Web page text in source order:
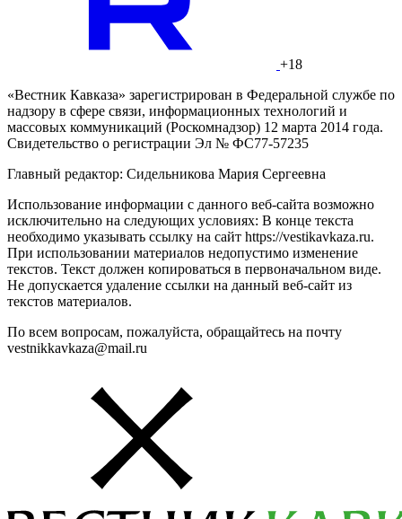
+18
«Вестник Кавказа» зарегистрирован в Федеральной службе по
надзору в сфере связи, информационных технологий и
массовых коммуникаций (Роскомнадзор) 12 марта 2014 года.
Свидетельство о регистрации Эл № ФС77-57235
Главный редактор: Сидельникова Мария Сергеевна
Использование информации с данного веб-сайта возможно
исключительно на следующих условиях: В конце текста
необходимо указывать ссылку на сайт https://vestikavkaza.ru.
При использовании материалов недопустимо изменение
текстов. Текст должен копироваться в первоначальном виде.
Не допускается удаление ссылки на данный веб-сайт из
текстов материалов.
По всем вопросам, пожалуйста, обращайтесь на почту
vestnikkavkaza@mail.ru